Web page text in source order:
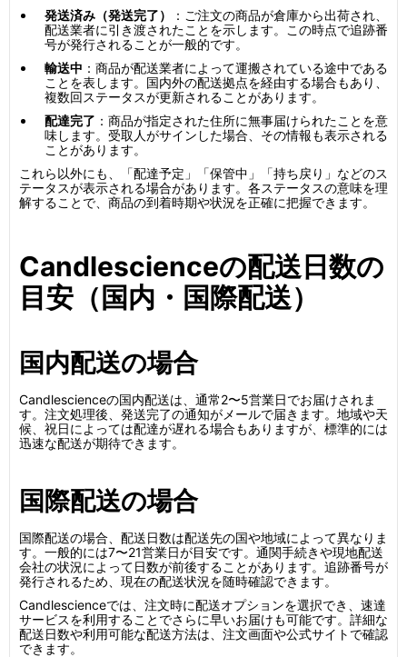
発送済み（発送完了）
：ご注文の商品が倉庫から出荷され、
配送業者に引き渡されたことを示します。この時点で追跡番
号が発行されることが一般的です。
輸送中 ：商品が配送業者によって運搬されている途中である
ことを表します。国内外の配送拠点を経由する場合もあり、
複数回ステータスが更新されることがあります。
配達完了 ：商品が指定された住所に無事届けられたことを意
味します。受取人がサインした場合、その情報も表示される
ことがあります。
これら以外にも、「配達予定」「保管中」「持ち戻り」などのス
テータスが表示される場合があります。各ステータスの意味を理
解することで、商品の到着時期や状況を正確に把握できます。
Candlescienceの配送日数の
目安（国内・国際配送）
国内配送の場合
Candlescienceの国内配送は、通常2〜5営業日でお届けされま
す。注文処理後、発送完了の通知がメールで届きます。地域や天
候、祝日によっては配達が遅れる場合もありますが、標準的には
迅速な配送が期待できます。
国際配送の場合
国際配送の場合、配送日数は配送先の国や地域によって異なりま
す。一般的には7〜21営業日が目安です。通関手続きや現地配送
会社の状況によって日数が前後することがあります。追跡番号が
発行されるため、現在の配送状況を随時確認できます。
Candlescienceでは、注文時に配送オプションを選択でき、速達
サービスを利用することでさらに早いお届けも可能です。詳細な
配送日数や利用可能な配送方法は、注文画面や公式サイトで確認
できます。